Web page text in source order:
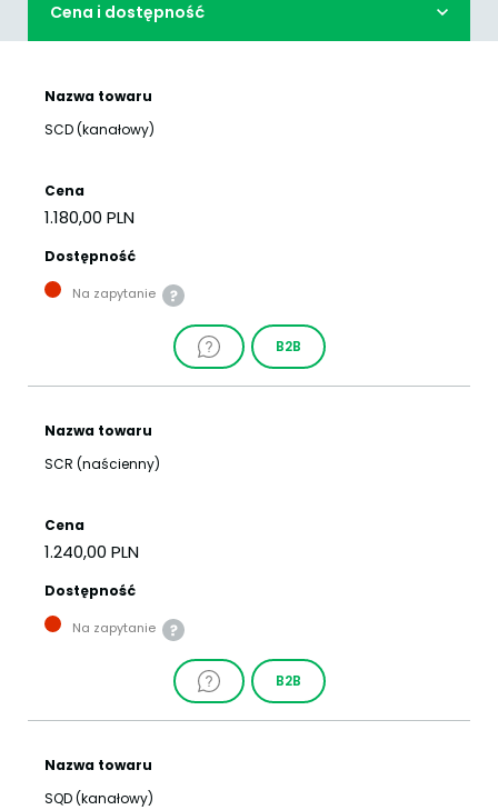
Cena i dostępność
Nazwa towaru
SCD (kanałowy)
Cena
1.180,00 PLN
Dostępność
Na zapytanie
B2B
Nazwa towaru
SCR (naścienny)
Cena
1.240,00 PLN
Dostępność
Na zapytanie
B2B
Nazwa towaru
SQD (kanałowy)